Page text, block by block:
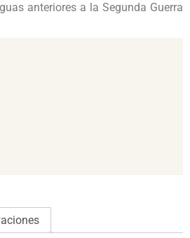
anteriores a la Segunda Guerra